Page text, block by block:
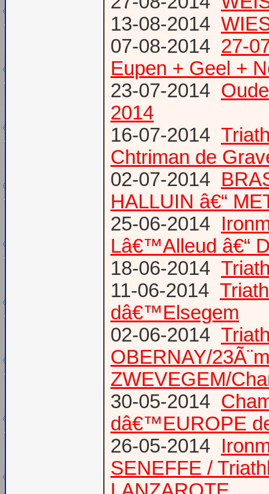
13-08-2014
07-08-2014 27-
Eupen + Geel +
23-07-2014
2014
16-07-2014
Chtriman de
02-07-2014
HALLUIN â€“
25-06-2014
Lâ€™Alleud â€“
18-06-2014
11-06-2014
dâ€™Elsegem
02-06-2014
OBERNAY/
ZWEVEGEM/
30-05-2014
dâ€™EUROPE
26-05-2014
SENEFFE /